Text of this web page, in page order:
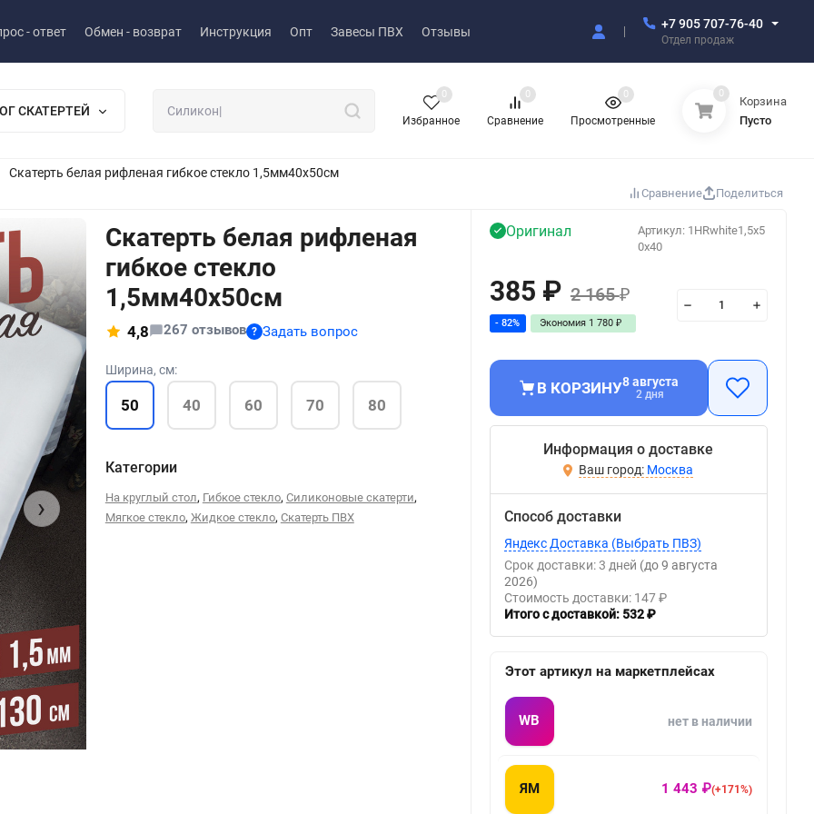
- ответ Обмен - возврат Инструкция Опт Завесы ПВХ Отзывы
+7 905 707-76-40
Отдел продаж
СКАТЕРТЕЙ
Избранное
0
Сравнение
0
Просмотренные
0 0
Корзина
Пусто
Скатерть белая рифленая гибкое стекло 1,5мм40x50см
Сравнение Поделиться
›
Скатерть белая рифленая
гибкое стекло
1,5мм40x50см
4,8 267 отзывов ? Задать вопрос
Ширина, см:
50 40 60 70 80
Категории
На круглый стол, Гибкое стекло, Силиконовые скатерти,
Мягкое стекло, Жидкое стекло, Скатерть ПВХ
Артикул: 1HRwhite1,5x5
0x40
Оригинал
385 ₽ 2 165₽
- 82% Экономия 1 780 ₽
В КОРЗИНУ8 августа
2 дня
Информация о доставке
Москва
Способ доставки
Яндекс Доставка (Выбрать ПВЗ)
Срок доставки: 3 дней (до 9 августа
2026)
Стоимость доставки: 147 ₽
Итого с доставкой: 532 ₽
Этот артикул на маркетплейсах
WB нет в наличии
ЯМ 1 443 ₽(+171%)